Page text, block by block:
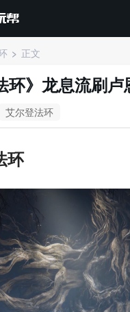
正文
环》龙息流刷
艾尔登法环
环